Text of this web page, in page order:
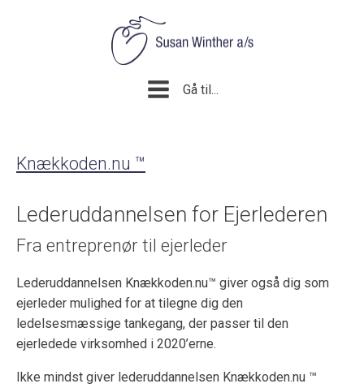
Gå til...
Knækkoden.nu ™
Lederuddannelsen for Ejerlederen
Fra entreprenør til ejerleder
Lederuddannelsen Knækkoden.nu™ giver også dig som
ejerleder mulighed for at tilegne dig den
ledelsesmæssige tankegang, der passer til den
ejerledede virksomhed i 2020’erne.
Ikke mindst giver lederuddannelsen Knækkoden.nu ™